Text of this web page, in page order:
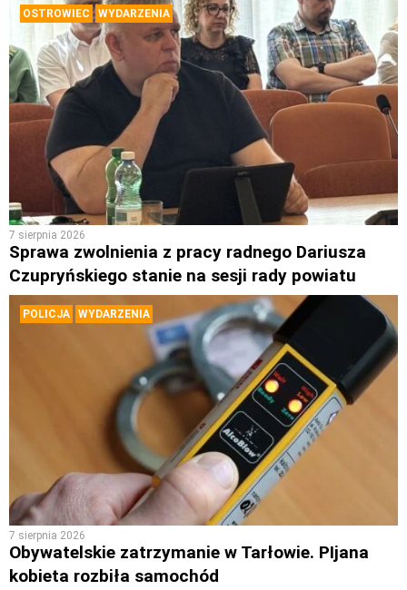
OSTROWIEC WYDARZENIA
7 sierpnia 2026
Sprawa zwolnienia z pracy radnego Dariusza
Czupryńskiego stanie na sesji rady powiatu
POLICJA WYDARZENIA
7 sierpnia 2026
Obywatelskie zatrzymanie w Tarłowie. PIjana
kobieta rozbiła samochód